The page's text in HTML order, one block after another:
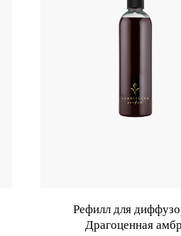
Рефилл для
Драгоценная